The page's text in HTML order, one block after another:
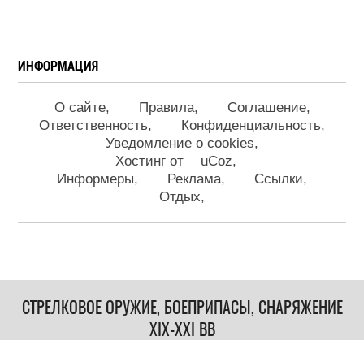
ИНФОРМАЦИЯ
О сайте Правила
Соглашение
Ответственность
Конфиденциальность
Уведомление о cookies
Хостинг от
uCoz
Информеры
Реклама
Ссылки
Отдых
СТРЕЛКОВОЕ ОРУЖИЕ, БОЕПРИПАСЫ, СНАРЯЖЕНИЕ
XIX-XXI ВВ